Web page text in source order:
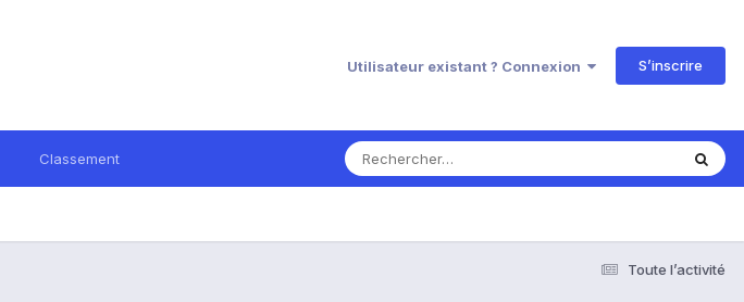
Utilisateur existant ? Connexion S’inscrire
Classement
Toute l’activité